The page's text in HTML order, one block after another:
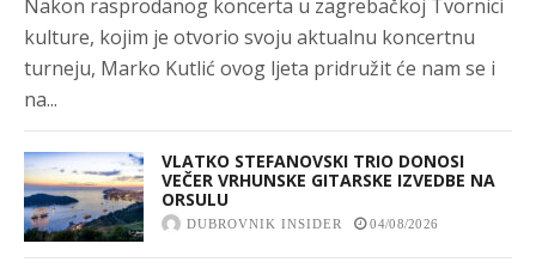
Nakon rasprodanog koncerta u zagrebačkoj Tvornici
kulture, kojim je otvorio svoju aktualnu koncertnu
turneju, Marko Kutlić ovog ljeta pridružit će nam se i
na...
VLATKO STEFANOVSKI TRIO DONOSI
VEČER VRHUNSKE GITARSKE IZVEDBE NA
ORSULU
DUBROVNIK INSIDER 04/08/2026